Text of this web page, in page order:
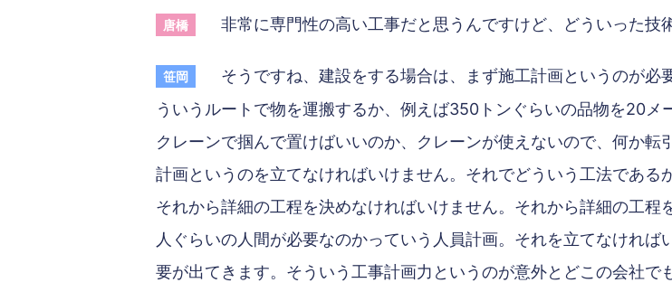
唐橋 非常に専門性の高い工事だと思うんですけど、どういった技
笹岡
そうですね、建設をする場合は、まず施工計画というのが必
ういうルートで物を運搬するか、例えば350トンぐらいの品物を20メ
クレーンで掴んで置けばいいのか、クレーンが使えないので、何か
計画というのを立てなければいけません。それでどういう工法である
それから詳細の工程を決めなければいけません。それから詳細の工
人ぐらいの人間が必要なのかっていう人員計画。それを立てなけれ
要が出てきます。そういう工事計画力というのが意外とどこの会社